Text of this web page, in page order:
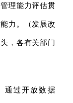
理能力评估贯
力。（发展改
，各有关部门
通过开放数据